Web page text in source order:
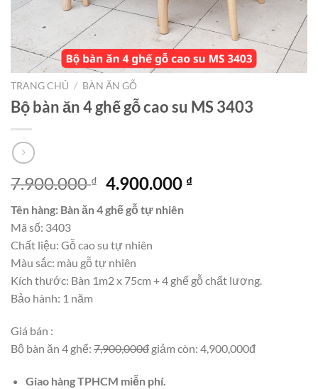
TRANG CHỦ / BÀN ĂN GỖ
Bộ bàn ăn 4 ghế gỗ cao su MS 3403
7.900.000₫ Giá
gốc
là:
4.900.000 ₫Giá
Tên hàng: Bàn ăn 4 ghế gỗ tự nhiên
Mã số: 3403
Chất liệu: Gỗ cao su tự nhiên
Màu sắc: màu gỗ tự nhiên
Kích thước: Bàn 1m2 x 75cm + 4 ghế gỗ chất lượng.
Bảo hành: 1 năm
Giá bán :
Bộ bàn ăn 4 ghế: 7,900,000đ giảm còn: 4,900,000đ
Giao hàng TPHCM miễn phí.